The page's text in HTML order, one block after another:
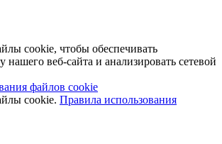
cookie, чтобы обеспечивать
нашего веб-сайта и анализировать сетевой
файлов cookie
cookie. Правила использования